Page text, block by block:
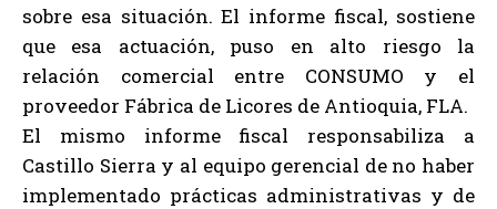
sobre esa situación. El informe fiscal, sostiene
que esa actuación, puso en alto riesgo la
relación comercial entre CONSUMO y el
proveedor Fábrica de Licores de Antioquia, FLA.
El mismo informe fiscal responsabiliza a
Castillo Sierra y al equipo gerencial de no haber
implementado prácticas administrativas y de